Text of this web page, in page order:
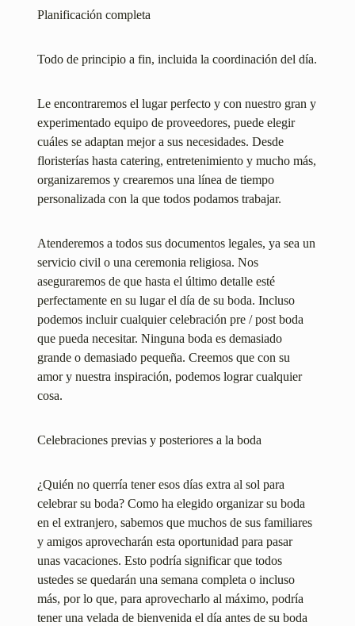
Planificación completa
Todo de principio a fin, incluida la coordinación del día.
Le encontraremos el lugar perfecto y con nuestro gran y
experimentado equipo de proveedores, puede elegir
cuáles se adaptan mejor a sus necesidades. Desde
floristerías hasta catering, entretenimiento y mucho más,
organizaremos y crearemos una línea de tiempo
personalizada con la que todos podamos trabajar.
Atenderemos a todos sus documentos legales, ya sea un
servicio civil o una ceremonia religiosa. Nos
aseguraremos de que hasta el último detalle esté
perfectamente en su lugar el día de su boda. Incluso
podemos incluir cualquier celebración pre / post boda
que pueda necesitar. Ninguna boda es demasiado
grande o demasiado pequeña. Creemos que con su
amor y nuestra inspiración, podemos lograr cualquier
cosa.
Celebraciones previas y posteriores a la boda
¿Quién no querría tener esos días extra al sol para
celebrar su boda? Como ha elegido organizar su boda
en el extranjero, sabemos que muchos de sus familiares
y amigos aprovecharán esta oportunidad para pasar
unas vacaciones. Esto podría significar que todos
ustedes se quedarán una semana completa o incluso
más, por lo que, para aprovecharlo al máximo, podría
tener una velada de bienvenida el día antes de su boda